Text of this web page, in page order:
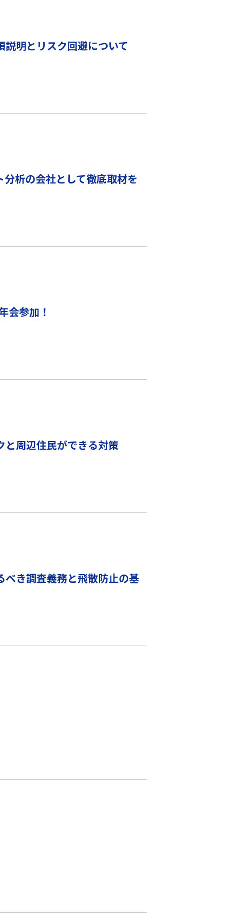
明とリスク回避について
析の会社として徹底取材を
会参加！
と周辺住民ができる対策
べき調査義務と飛散防止の基